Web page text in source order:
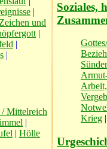
|
Zeichen und
|
|
|
/ Mittelreich
|
| Hölle
Soziales,
Krieg